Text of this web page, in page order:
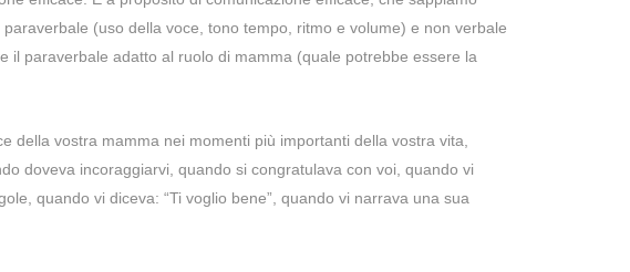
(uso della voce, tono tempo, ritmo e volume) e non verbale
il paraverbale adatto al ruolo di mamma (quale potrebbe essere la
della vostra mamma nei momenti più importanti della vostra vita,
doveva incoraggiarvi, quando si congratulava con voi, quando vi
quando vi diceva: “Ti voglio bene”, quando vi narrava una sua